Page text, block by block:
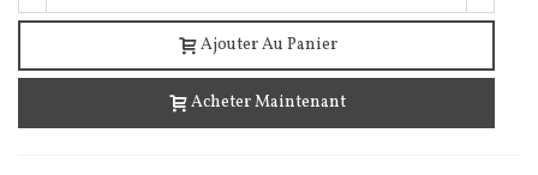
Ajouter Au Panier
Acheter Maintenant